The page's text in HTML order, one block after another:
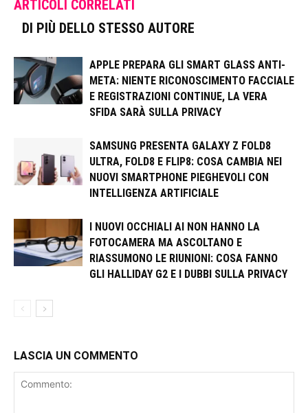
ARTICOLI CORRELATI
DI PIÙ DELLO STESSO AUTORE
APPLE PREPARA GLI SMART GLASS ANTI-
META: NIENTE RICONOSCIMENTO FACCIALE
E REGISTRAZIONI CONTINUE, LA VERA
SFIDA SARÀ SULLA PRIVACY
SAMSUNG PRESENTA GALAXY Z FOLD8
ULTRA, FOLD8 E FLIP8: COSA CAMBIA NEI
NUOVI SMARTPHONE PIEGHEVOLI CON
INTELLIGENZA ARTIFICIALE
I NUOVI OCCHIALI AI NON HANNO LA
FOTOCAMERA MA ASCOLTANO E
RIASSUMONO LE RIUNIONI: COSA FANNO
GLI HALLIDAY G2 E I DUBBI SULLA PRIVACY
LASCIA UN COMMENTO